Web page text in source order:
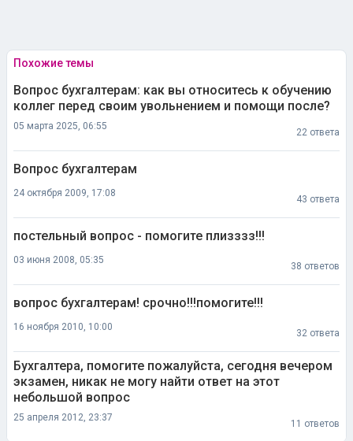
Похожие темы
Вопрос бухгалтерам: как вы относитесь к обучению
коллег перед своим увольнением и помощи после?
05 марта 2025, 06:55
22 ответа
Вопрос бухгалтерам
24 октября 2009, 17:08
43 ответа
постельный вопрос - помогите плизззз!!!
03 июня 2008, 05:35
38 ответов
вопрос бухгалтерам! срочно!!!помогите!!!
16 ноября 2010, 10:00
32 ответа
Бухгалтера, помогите пожалуйста, сегодня вечером
экзамен, никак не могу найти ответ на этот
небольшой вопрос
25 апреля 2012, 23:37
11 ответов